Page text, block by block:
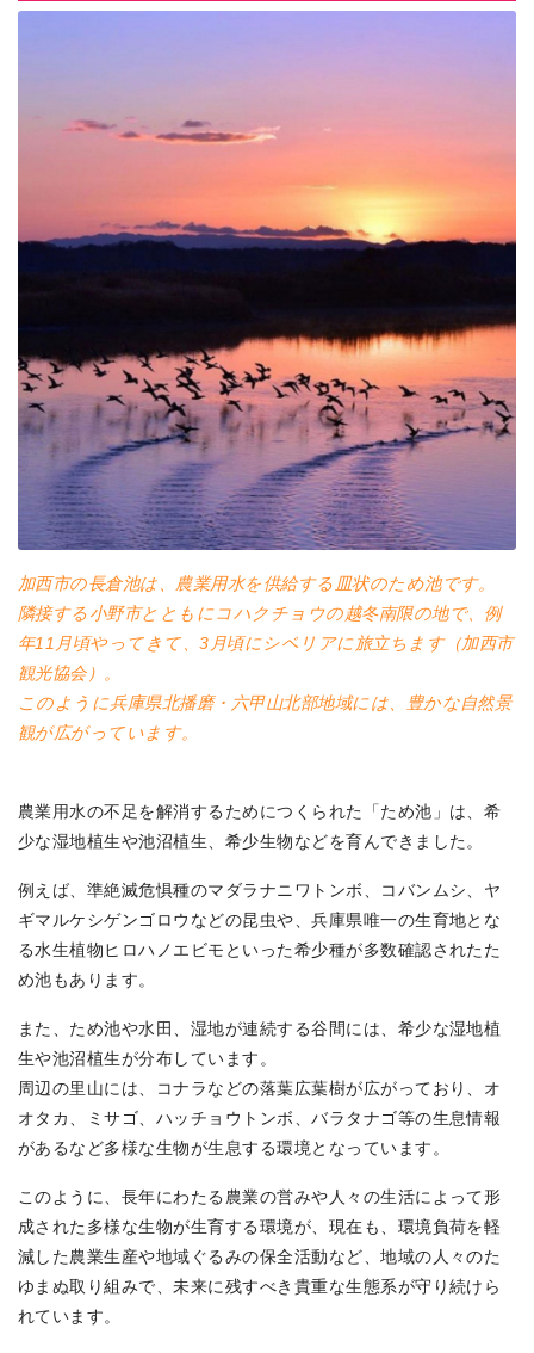
加西市の長倉池は、農業用水を供給する皿状のため池です。
隣接する小野市とともにコハクチョウの越冬南限の地で、例
年11月頃やってきて、3月頃にシベリアに旅立ちます（加西市
観光協会）。
このように兵庫県北播磨・六甲山北部地域には、豊かな自然景
観が広がっています。
農業用水の不足を解消するためにつくられた「ため池」は、希
少な湿地植生や池沼植生、希少生物などを育んできました。
例えば、準絶滅危惧種のマダラナニワトンボ、コバンムシ、ヤ
ギマルケシゲンゴロウなどの昆虫や、兵庫県唯一の生育地とな
る水生植物ヒロハノエビモといった希少種が多数確認されたた
め池もあります。
また、ため池や水田、湿地が連続する谷間には、希少な湿地植
生や池沼植生が分布しています。
周辺の里山には、コナラなどの落葉広葉樹が広がっており、オ
オタカ、ミサゴ、ハッチョウトンボ、バラタナゴ等の生息情報
があるなど多様な生物が生息する環境となっています。
このように、長年にわたる農業の営みや人々の生活によって形
成された多様な生物が生育する環境が、現在も、環境負荷を軽
減した農業生産や地域ぐるみの保全活動など、地域の人々のた
ゆまぬ取り組みで、未来に残すべき貴重な生態系が守り続けら
れています。